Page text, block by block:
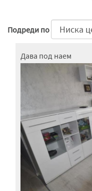
Подреди по
Дава под наем